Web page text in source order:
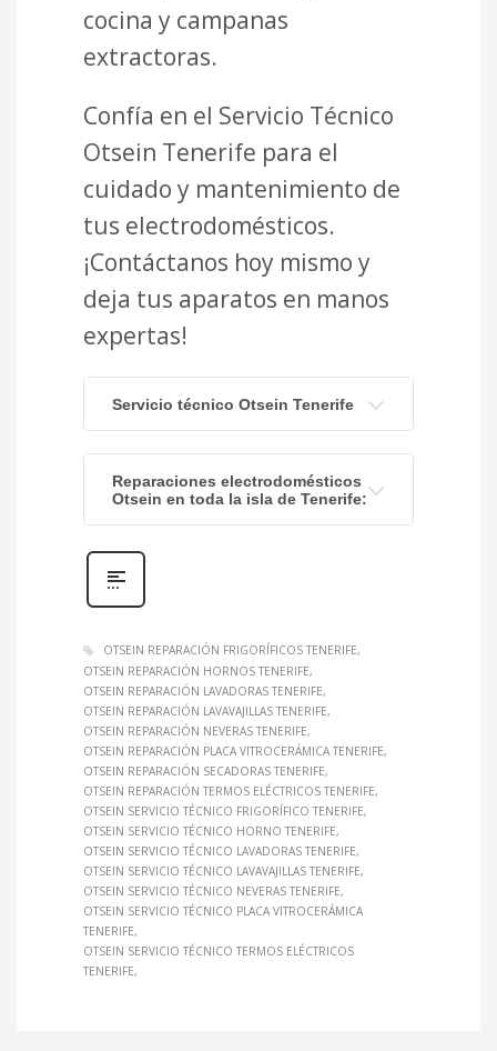
cocina y campanas
extractoras.
Confía en el Servicio Técnico
Otsein Tenerife para el
cuidado y mantenimiento de
tus electrodomésticos.
¡Contáctanos hoy mismo y
deja tus aparatos en manos
expertas!
Servicio técnico Otsein Tenerife
Reparaciones electrodomésticos
Otsein en toda la isla de Tenerife:
OTSEIN REPARACIÓN FRIGORÍFICOS TENERIFE
OTSEIN REPARACIÓN HORNOS TENERIFE
OTSEIN REPARACIÓN LAVADORAS TENERIFE
OTSEIN REPARACIÓN LAVAVAJILLAS TENERIFE
OTSEIN REPARACIÓN NEVERAS TENERIFE
OTSEIN REPARACIÓN PLACA VITROCERÁMICA TENERIFE
OTSEIN REPARACIÓN SECADORAS TENERIFE
OTSEIN REPARACIÓN TERMOS ELÉCTRICOS TENERIFE
OTSEIN SERVICIO TÉCNICO FRIGORÍFICO TENERIFE
OTSEIN SERVICIO TÉCNICO HORNO TENERIFE
OTSEIN SERVICIO TÉCNICO LAVADORAS TENERIFE
OTSEIN SERVICIO TÉCNICO LAVAVAJILLAS TENERIFE
OTSEIN SERVICIO TÉCNICO NEVERAS TENERIFE
OTSEIN SERVICIO TÉCNICO PLACA VITROCERÁMICA
TENERIFE
OTSEIN SERVICIO TÉCNICO TERMOS ELÉCTRICOS
TENERIFE